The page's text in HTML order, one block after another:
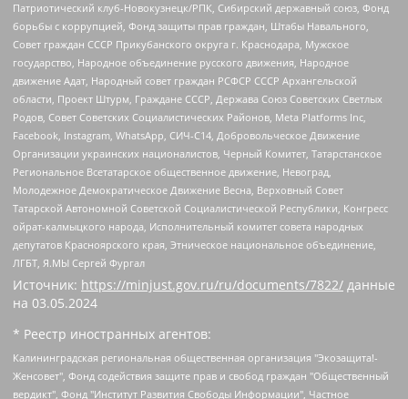
Патриотический клуб-Новокузнецк/РПК, Сибирский державный союз, Фонд
борьбы с коррупцией, Фонд защиты прав граждан, Штабы Навального,
Совет граждан СССР Прикубанского округа г. Краснодара, Мужское
государство, Народное объединение русского движения, Народное
движение Адат, Народный совет граждан РСФСР СССР Архангельской
области, Проект Штурм, Граждане СССР, Держава Союз Советских Светлых
Родов, Совет Советских Социалистических Районов, Meta Platforms Inc,
Facebook, Instagram, WhatsApp, СИЧ-С14, Добровольческое Движение
Организации украинских националистов, Черный Комитет, Татарстанское
Региональное Всетатарское общественное движение, Невоград,
Молодежное Демократическое Движение Весна, Верховный Совет
Татарской Автономной Советской Социалистической Республики, Конгресс
ойрат-калмыцкого народа, Исполнительный комитет совета народных
депутатов Красноярского края, Этническое национальное объединение,
ЛГБТ, Я.МЫ Сергей Фургал
Источник: https://minjust.gov.ru/ru/documents/7822/ данные
на 03.05.2024
* Реестр иностранных агентов:
Калининградская региональная общественная организация "Экозащита!-Женсовет", Фонд содействия защите прав и свобод граждан "Общественный вердикт", Фонд "Институт Развития Свободы Информации", Частное учреждение "Информационное агентство МЕМО. РУ", Региональная общественная организация "Общественная комиссия по сохранению наследия академика Сахарова", Фонд поддержки свободы прессы, Санкт-Петербургская общественная правозащитная организация "Гражданский контроль", Межрегиональная общественная организация "Информационно-просветительский центр "Мемориал", Региональный Фонд "Центр Защиты Прав Средств Массовой Информации", с 05.12.2023 Фонд "Центр Защиты Прав Средств массовой информации", Региональная общественная благотворительная организация помощи беженцам и мигрантам "Гражданское содействие", Негосударственное образовательное учреждение дополнительного профессионального образования (повышение квалификации) специалистов "АКАДЕМИЯ ПО ПРАВАМ ЧЕЛОВЕКА", Свердловская региональная общественная организация "Сутяжник", Автономная некоммерческая организация "Центр независимых социологических исследований", Союз общественных объединений "Российский исследовательский центр по правам человека", Региональное общественное учреждение научно-информационный центр "МЕМОРИАЛ", Некоммерческая организация "Фонд защиты гласности", Автономная некоммерческая организация "Институт прав человека", Городская общественная организация "Екатеринбургское общество "МЕМОРИАЛ", Городская общественная организация "Рязанское историко-просветительское и правозащитное общество "Мемориал" (Рязанский Мемориал), Челябинский региональный орган общественной самодеятельности – женское общественное объединение "Женщины Евразии", Челябинский региональный орган общественной самодеятельности "Уральская правозащитная группа", Фонд содействия защите здоровья и социальной справедливости имени Андрея Рылькова, Автономная Некоммерческая Организация "Аналитический Центр Юрия Левады", Автономная некоммерческая организация социальной поддержки населения "Проект Апрель", Региональная общественная организация помощи женщинам и детям, находящимся в кризисной ситуации "Информационно-методический центр "Анна", Фонд содействия развитию массовых коммуникаций и правовому просвещению "Так-так-Так", Фонд содействия устойчивому развитию "Серебряная тайга", Свердловский региональный общественный фонд социальных проектов "Новое время", "Idel.Реалии", Кавказ.Реалии, Крым.Реалии, Телеканал Настоящее Время, Татаро-башкирская служба Радио Свобода (Azatliq Radiosi), Радио Свободная Европа/Радио Свобода (PCE/PC), "Сибирь.Реалии", "Фактограф", Благотворительный фонд помощи осужденным и их семьям, Автономная некоммерческая организация "Институт глобализации и социальных движений", Фонд "В защиту прав заключенных", Частное учреждение "Центр поддержки и содействия развитию средств массовой информации", Пензенский региональный общественный благотворительный фонд "Гражданский союз", "Север.Реалии", Некоммерческая организация Фонд "Правовая инициатива", Общество с ограниченной ответственностью "Радио Свободная Европа/Радио Свобода", Чешское информационное агентство "MEDIUM-ORIENT", Красноярская региональная общественная организация "Мы против СПИДа", Камалягин Денис Николаевич, Маркелов Сергей Евгеньевич, Пономарев Лев Александрович, Савицкая Людмила Алексеевна, Автономная некоммерческая организация "Центр по работе с проблемой насилия "НАСИЛИЮ.НЕТ", Межрегиональный профессиональный союз работников здравоохранения "Альянс врачей", Юридическое лицо, зарегистрированное в Латвийской Республике, SIA "Medusa Project" (регистрационный номер 40103797863, дата регистрации 10.06.2014), Некоммерческая организация "Фонд по борьбе с коррупцией", Автономная некоммерческая организация "Институт права и публичной политики", Баданин Роман Сергеевич, Гликин Максим Александрович, Железнова Мария Михайловна, Лукьянова Юлия Сергеевна, Маетная Елизавета Витальевна, Маняхин Петр Борисович, Чуракова Ольга Владимировна, Ярош Юлия Петровна, Юридическое лицо "The Insider SIA", зарегистрированное в Риге, Латвийская Республика (дата регистрации 26.06.2015), являющееся администратором доменного имени интернет-издания "The Insider SIA", https://theins.ru, Постернак Алексей Евгеньевич, Рубин Михаил Аркадьевич, Анин Роман Александрович, Юридическое лицо Istories fonds, зарегистрированное в Латвийской Республике (регистрационный номер 50008295751, дата регистрации 24.02.2020), Великовский Дмитрий Александрович, Долинина Ирина Николаевна, Мароховская Алеся Алексеевна, Шлейнов Роман Юрьевич, Шмагун Олеся Валентиновна, Общество с ограниченной ответственностью "Альтаир 2021", Общество с ограниченной ответственностью "Вега 2021", Общество с ограниченной ответственностью "Главный редактор 2021", Общество с ограниченной ответственностью "Ромашки монолит", Важенков Артем Валерьевич, Ивановская областная общественная организация "Центр гендерных исследований", Гурман Юрий Альбертович, Медиапроект "ОВД-Инфо", Егоров Владимир Владимирович, Жилинский Владимир Александрович, Общество с ограниченной ответственностью "ЗП", Иванова София Юрьевна, Карезина Инна Павловна, Кильтау Екатерина Викторовна, Петров Алексей Викторович, Пискунов Сергей Евгеньевич, Смирнов Сергей Сергеевич, Тихонов Михаил Сергеевич, Общество с ограниченной ответственностью "ЖУРНАЛИСТ-ИНОСТРАННЫЙ АГЕНТ", Арапова Галина Юрьевна, Вольтская Татьяна Анатольевна, Американская компания "Mason G.E.S. Anonymous Foundation" (США), являющаяся владельцем интернет-издания https://mnews.world/, Компания "Stichting Bellingcat", зарегистрированная в Нидерландах (дата регистрации 11.07.2018), Захаров Андрей Вячеславович, Клепиковская Екатерина Дмитриевна, Общество с ограниченной ответственностью "МЕМО", Перл Роман Александрович, Симонов Евгений Алексеевич, Соловьева Елена Анатольевна, Сотников Даниил Владимирович, Сурначева Елизавета Дмитриевна, Автономная некоммерческая организация по защите прав человека и информированию населения "Якутия – Наше Мнение", Общество с ограниченной ответственностью "Москоу диджитал медиа", с 26.01.2023 Общество с ограниченной ответственностью "Чайка Белые сады", Ветошкина Валерия Валерьевна, Заговора Максим Александрович, Межрегиональное общественное движение "Российская ЛГБТ - сеть", Оленичев Максим Владимирович, Павлов Иван Юрьевич, Скворцова Елена Сергеевна, Общество с ограниченной ответственностью "Как бы инагент", Кочетков Игорь Викторович, Общество с ограниченной ответственностью "Честные выборы", Еланчик Олег Александрович, Общество с ограниченной ответственностью "Нобелевский призыв", Гималова Регина Эмилевна, Григорьев Андрей Валерьевич, Григорьева Алина Александровна, Ассоциация по содействию защите прав призывников, альтернативнослужащих и военнослужащих "Правозащитная группа "Гражданин.Армия.Право", Хисамова Регина Фаритовна, Автономная некоммерческая организация по реализации социально-правовых программ "Лилит", Дальневосточное общественное движение "Маяк", Санкт-Петербургская ЛГБТ-инициативная группа "Выход", Инициативная группа ЛГБТ+ "Реверс", Алексеев Андрей Викторович, Бекбулатова Таисия Львовна, Беляев Иван Михайлович, Владыкина Елена Сергеевна, Гельман Марат Александрович, Никульшина Вероника Юрьевна, Толоконникова Надежда Андреевна, Шендерович Виктор Анатольевич, Общество с ограниченной ответственностью "Данное сообщение", Общество с ограниченной ответственностью Издательский дом "Новая глава", Айнбиндер Александра Александровна, Московский комьюнити-центр для ЛГБТ+инициатив, Благотворительный фонд развития филантропии, Deutsche Welle (Германия, Kurt-Schumacher-Strasse 3, 53113 Bonn), Борзунова Мария Михайловна, Воробьев Виктор Викторович, Голубева Анна Львовна, Константинова Алла Михайловна, Малкова Ирина Владимировна, Мурадов Мурад Абдулгалимович, Осетинская Елизавета Николаевна, Понасенков Евгений Николаевич, Ганапольский Матвей Юрьевич, Киселев Евгений Алексеевич, Борухович Ирина Григорьевна, Дремин Иван Тимофеевич, Дубровский Дмитрий Викторович, Красноярская региональная общественная организация поддержки и развития альтернативных образовательных технологий и межкультурных коммуникаций "ИНТЕРРА", Маяковская Екатерина Алексеевна, Фейгин Марк Захарович, Филимонов Андрей Викторович, Дзугкоева Регина Николаевна, Доброхотов Роман Александрович, Дудь Юрий Александрович, Елкин Сергей Владимирович, Кругликов Кирилл Игоревич, Сабунаева Мария Леонидовна, Семенов Алексей Владимирович, Шаинян Карен Багратович, Шульман Екатерина Михайловна, Асафьев Артур Валерьевич, Вахштайн Виктор Семенович, Венедиктов Алексей Алексеевич, Лушникова Екатерина Евгеньевна, Волков Леонид Михайлович, Невзоров Александр Глебович, Пархоменко Сергей Борисович, Сироткин Ярослав Николаевич, Кара-Мурза Владимир Владимирович, Баранова Наталья Владимировна, Гозман Леонид Яковлевич, Кагарлицкий Борис Юльевич, Климарев Михаил Валерьевич, Милов Владимир Станиславович, Автономная некоммерческая организация Краснодарский центр современного искусства "Типография", Моргенштерн Алишер Тагирович, Соболь Любовь Эдуардовна, Общество с ограниченной ответственностью "ЛИЗА НОРМ", Каспаров Гарри Кимович, Ходорковский Михаил Борисович, Общество с ограниченной ответственностью "Апрельские тезисы", Данилович Ирина Брониславовна, Кашин Олег Владимирович, Петров Николай Владимирович, Пивоваров Алексей Владимирович, Соколов Михаил Владимирович, Цветкова Юлия Владимировна, Чичваркин Евгений Александрович, Комитет против пыток/Команда против пыток, Общество с ограниченной ответственностью "Первый научный", Общество с ограниченной ответственностью "Вертолет и ко", Белоцерковская Вероника Борисовна, Кац Максим Евгеньевич, Лазарева Татьяна Юрьевна, Шаведдинов Руслан Табризович, Яшин Илья Валерьевич, Общество с ограниченной ответственностью "Иноагент ААВ", Алешковский Дмитрий Петрович, Альбац Евгения Марковна, Быков Дмитрий Львович, Галямина Юлия Евгеньевна, Лойко Сергей Леонидович, Мартынов Кирилл Константинович, Медведев Сергей Александрович, Крашенинников Федор Геннадиевич, Гордеева Катерина Вл